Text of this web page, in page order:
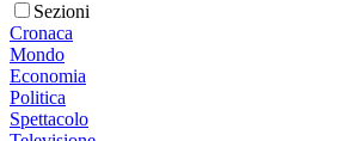
Sezioni
Cronaca
Mondo
Economia
Politica
Spettacolo